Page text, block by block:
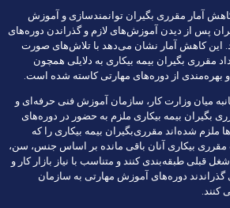
آمار مقرری بگیران توانمندسازی و آموزش
پس از دیدن آموزش‌های لازم و گذراندن دوره‌های
این کاهش آمار نشان می‌دهد با تلاش‌های صورت
از تعداد مقرری بگیران بیمه بیکاری به دلایلی همچون
بهره‌مندی از دوره‌های مهارتی کاسته شده است.
میان وزارت کار، سازمان آموزش فنی حرفه‌ای و
بگیران بیمه بیکاری ملزم به حضور در دوره‌های
ملزم شده‌اند مقرری‌بگیران بیمه بیکاری را که
مقرری بیکاری آنان باقی مانده بر اساس جنس، سن،
قبلی طبقه‌بندی کنند و متناسب با نیاز بازار کار و
گذراندند دوره‌های آموزش مهارتی به سازمان
کنند.